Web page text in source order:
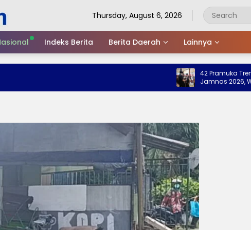
Thursday, August 6, 2026
Indeks Berita Berita Daerah Lainnya
42 Pramuka
Jamnas 2026,
Nama Baik Daerah